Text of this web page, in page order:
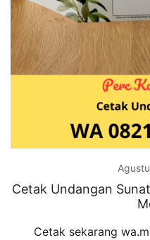
Cetak Undangan
Cetak sekarang